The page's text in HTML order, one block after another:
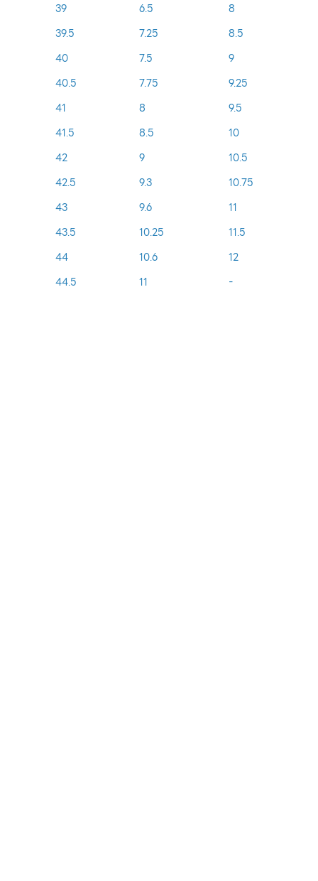
39 6.5
8
39.5
7.25
8.5
40
7.5
9
40.5
7.75
9.25
41
8
9.5
41.5
8.5
10
42
9
10.5
42.5
9.3
10.75
43
9.6
11
43.5
10.25
11.5
44
10.6
12
44.5
11 -